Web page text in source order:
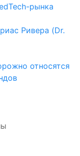
рынка
Ривера (Dr.
относятся